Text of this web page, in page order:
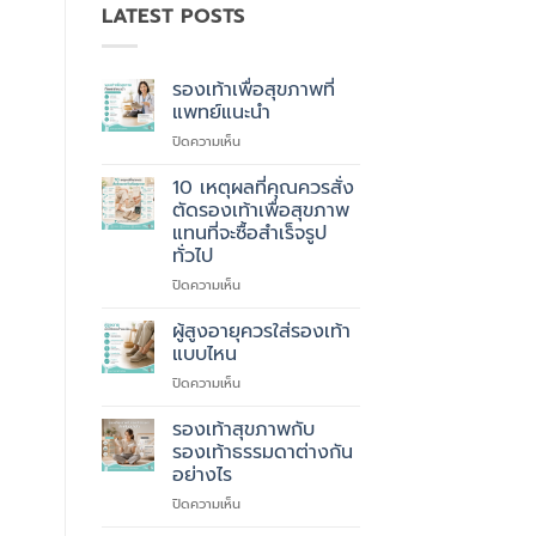
LATEST POSTS
รองเท้าเพื่อสุขภาพที่
แพทย์แนะนำ
ปิดความเห็นบน
เพื่อ
สุขภาพ
ที่
แพทย์
10 เหตุผลที่คุณควรสั่ง
ตัดรองเท้าเพื่อสุขภาพ
แทนที่จะซื้อสำเร็จรูป
ทั่วไป
ปิดความเห็นบน
เหตุผล
ที่
ควร
ตัด
รองเท้า
แทนที่
ผู้สูงอายุควรใส่รองเท้า
แบบไหน
ปิดความเห็นบน
สูง
อายุ
ควร
รองเท้า
รองเท้าสุขภาพกับ
รองเท้าธรรมดาต่างกัน
อย่างไร
ปิดความเห็นบน